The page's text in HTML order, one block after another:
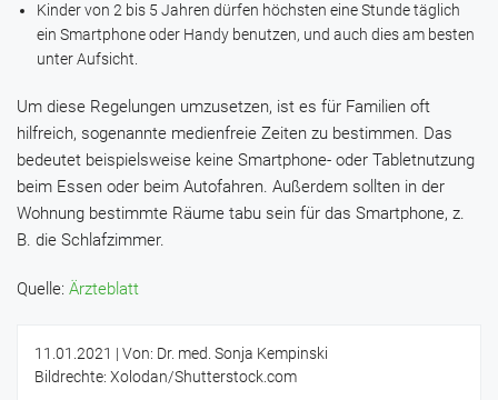
Kinder von 2 bis 5 Jahren dürfen höchsten eine Stunde täglich
ein Smartphone oder Handy benutzen, und auch dies am besten
unter Aufsicht.
Um diese Regelungen umzusetzen, ist es für Familien oft
hilfreich, sogenannte medienfreie Zeiten zu bestimmen. Das
bedeutet beispielsweise keine Smartphone- oder Tabletnutzung
beim Essen oder beim Autofahren. Außerdem sollten in der
Wohnung bestimmte Räume tabu sein für das Smartphone, z.
B. die Schlafzimmer.
Quelle: Ärzteblatt
11.01.2021 | Von: Dr. med. Sonja Kempinski
Bildrechte: Xolodan/Shutterstock.com